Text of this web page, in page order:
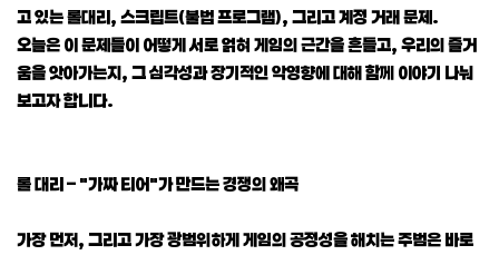
고 있는 롤대리, 스크립트(불법 프로그램), 그리고 계정 거래 문제.
오늘은 이 문제들이 어떻게 서로 얽혀 게임의 근간을 흔들고, 우리의 즐거
움을 앗아가는지, 그 심각성과 장기적인 악영향에 대해 함께 이야기 나눠
보고자 합니다.
롤 대리 – "가짜 티어"가 만드는 경쟁의 왜곡
가장 먼저, 그리고 가장 광범위하게 게임의 공정성을 해치는 주범은 바로